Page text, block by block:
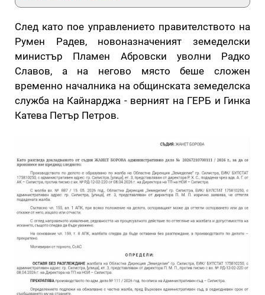
След като пое управлението правителството на
Румен Радев, новоназначеният земеделски
министър Пламен Абровски уволни Радко
Славов, а на негово място беше сложен
временно началника на общинската земеделска
служба на Кайнарджа - верният на ГЕРБ и Гинка
Катева Петър Петров.